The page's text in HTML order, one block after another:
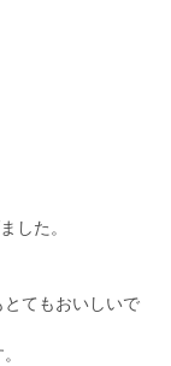
した。
てもおいしいで